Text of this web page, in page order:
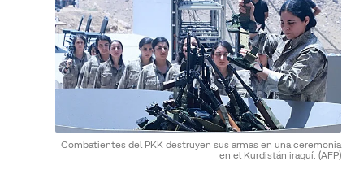
Combatientes del PKK destruyen sus armas en una ceremonia
en el Kurdistán iraquí. (AFP)